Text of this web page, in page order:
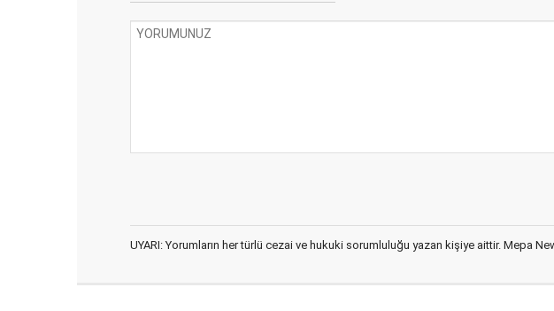
UYARI: Yorumların her türlü cezai ve hukuki sorumluluğu yazan kişiye aittir. Mepa